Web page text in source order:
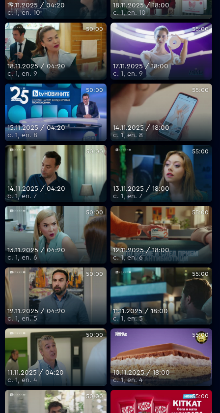
19.11.2025 / 04:20
с. 1, еп. 10
18.11.2025 / 18:00
с. 1, еп. 10
50:00
18.11.2025 / 04:20
с. 1, еп. 9
55:00
17.11.2025 / 18:00
с. 1, еп. 9
50:00
15.11.2025 / 04:20
с. 1, еп. 8
55:00
14.11.2025 / 18:00
с. 1, еп. 8
50:00
14.11.2025 / 04:20
с. 1, еп. 7
55:00
13.11.2025 / 18:00
с. 1, еп. 7
50:00
13.11.2025 / 04:20
с. 1, еп. 6
55:00
12.11.2025 / 18:00
с. 1, еп. 6
50:00
12.11.2025 / 04:20
с. 1, еп. 5
55:00
11.11.2025 / 18:00
с. 1, еп. 5
50:00
11.11.2025 / 04:20
с. 1, еп. 4
55:00
10.11.2025 / 18:00
с. 1, еп. 4
50:00 55:00